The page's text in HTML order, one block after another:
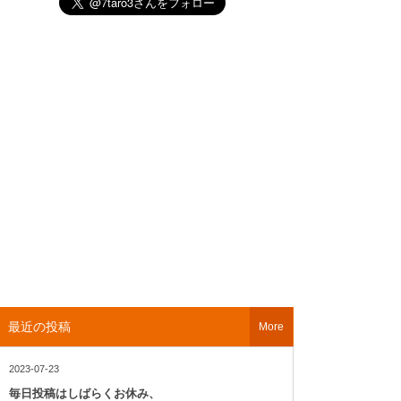
最近の投稿
2023-07-23
毎日投稿はしばらくお休み、
More